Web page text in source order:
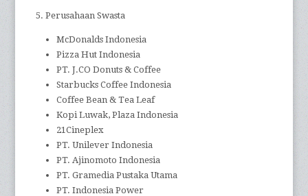
5. Perusahaan Swasta
McDonalds Indonesia
Pizza Hut Indonesia
PT. J.CO Donuts & Coffee
Starbucks Coffee Indonesia
Coffee Bean & Tea Leaf
Kopi Luwak, Plaza Indonesia
21Cineplex
PT. Unilever Indonesia
PT. Ajinomoto Indonesia
PT. Gramedia Pustaka Utama
PT. Indonesia Power